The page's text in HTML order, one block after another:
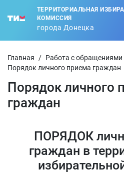
ТЕРРИТОРИАЛЬНАЯ
КОМИССИЯ
города Донецка
Главная / Работа с обращениями
Порядок личного приема граждан
Порядок личного
граждан
ПОРЯДОК
граждан в